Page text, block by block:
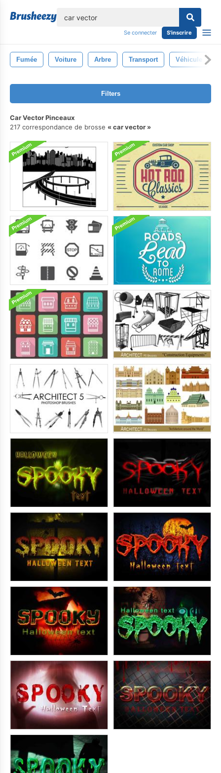
Se connecter S'inscrire
Fumée Voiture Arbre Transport Véhicule
Filters
Car Vector Pinceaux
217 correspondance de brosse
car vector